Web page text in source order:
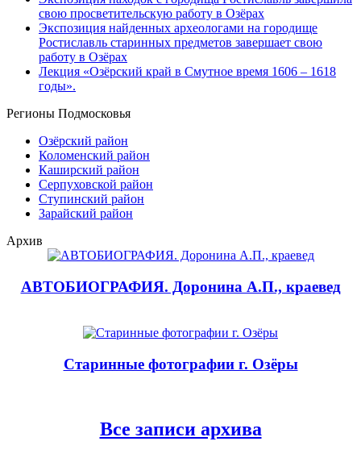
свою просветительскую работу в Озёрах
Экспозиция найденных археологами на городище
Ростиславль старинных предметов завершает свою
работу в Озёрах
Лекция «Озёрский край в Смутное время 1606 – 1618
годы».
Регионы Подмосковья
Озёрский район
Коломенский район
Каширский район
Серпуховской район
Ступинский район
Зарайский район
Архив
АВТОБИОГРАФИЯ. Доронина А.П., краевед
Старинные фотографии г. Озёры
Все записи архива